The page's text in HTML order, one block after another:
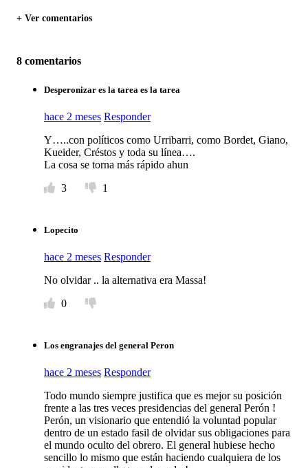
+ Ver comentarios
8 comentarios
Desperonizar es la tarea es la tarea
hace 2 meses Responder
Y…..con políticos como Urribarri, como Bordet, Giano,
Kueider, Créstos y toda su línea….
La cosa se torna más rápido ahun
3
1
Lopecito
hace 2 meses Responder
No olvidar .. la alternativa era Massa!
0
Los engranajes del general Peron
hace 2 meses Responder
Todo mundo siempre justifica que es mejor su posición
frente a las tres veces presidencias del general Perón !
Perón, un visionario que entendió la voluntad popular
dentro de un estado fasil de olvidar sus obligaciones para
el mundo oculto del obrero. El general hubiese hecho
sencillo lo mismo que están haciendo cualquiera de los